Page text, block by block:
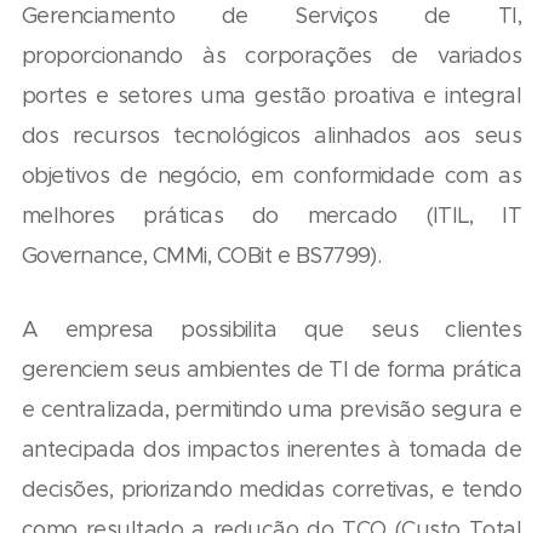
Gerenciamento de Serviços de TI,
proporcionando às corporações de variados
portes e setores uma gestão proativa e integral
dos recursos tecnológicos alinhados aos seus
objetivos de negócio, em conformidade com as
melhores práticas do mercado (ITIL, IT
Governance, CMMi, COBit e BS7799).
A empresa possibilita que seus clientes
gerenciem seus ambientes de TI de forma prática
e centralizada, permitindo uma previsão segura e
antecipada dos impactos inerentes à tomada de
decisões, priorizando medidas corretivas, e tendo